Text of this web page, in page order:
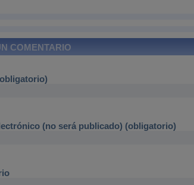
COMENTARIO
(no será publicado) (obligatorio)